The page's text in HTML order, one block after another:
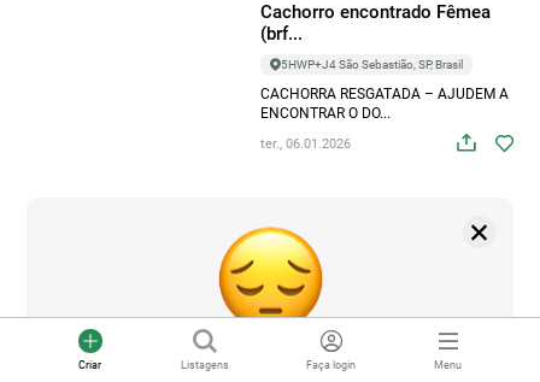
Criar Listagens Faça login Menu
Cachorro encontrado Fêmea
(brf...
5HWP+J4 São Sebastião, SP, Brasil
CACHORRA RESGATADA – AJUDEM A
ENCONTRAR O DO...
ter., 06.01.2026
Você não encontra o seu animal de estimação?